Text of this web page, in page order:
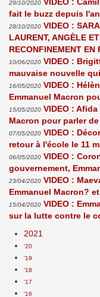
29/10/2020
fait le buzz depuis
28/10/2020 VIDEO :
LAURENT, ANGÈLE
RECONFINEMENT EN
10/06/2020 VIDEO :
mauvaise nouvelle
16/05/2020 VIDEO :
Emmanuel Macron
15/05/2020 VIDEO :
Macron pour parler
07/05/2020 VIDEO :
retour à l'école le 11
06/05/2020 VIDEO :
gouvernement,
23/04/2020 VIDEO :
Emmanuel Macron?
15/04/2020 VIDEO :
sur la lutte contre le
2021
'20
'19
'18
'17
'16